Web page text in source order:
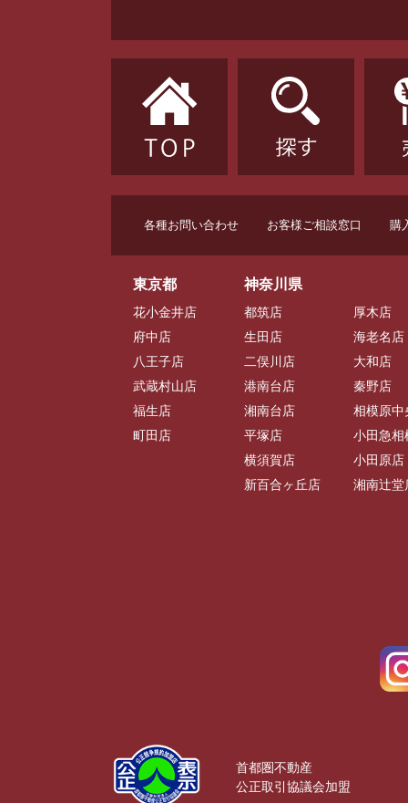
各種お問い合わせ お客様ご相談窓口 購
東京都
花小金井店
府中店
八王子店
武蔵村山店
福生店
町田店
神奈川県
都筑店
生田店
二俣川店
港南台店
湘南台店
平塚店
横須賀店
新百合ヶ丘店
厚木店
海老名店
大和店
秦野店
相模原中
小田急相
小田原店
湘南辻堂
首都圏不動産
公正取引協議会加盟